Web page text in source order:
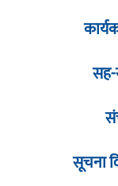
सूचना